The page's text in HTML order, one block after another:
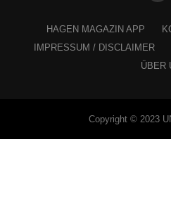
HAGEN MAGAZIN APP
IMPRESSUM / DISCLAIMER
ÜBER
Copyright © 2023